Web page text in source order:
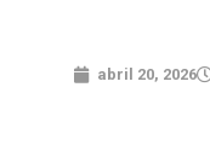
abril 20, 2026